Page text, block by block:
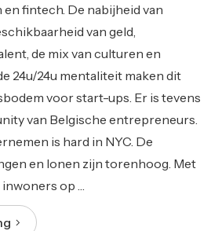
fintech. De nabijheid van
van geld,
de mix van culturen en
24u/24u mentaliteit maken dit
voor start-ups. Er is tevens
van Belgische entrepreneurs.
is hard in NYC. De
en lonen zijn torenhoog. Met
op …